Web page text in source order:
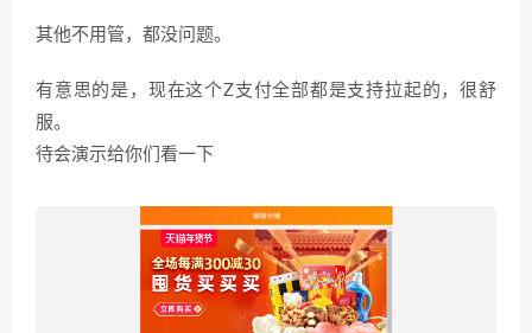
其他不用管，都没问题。
有意思的是，现在这个Z支付全部都是支持拉起的，很舒
服。
待会演示给你们看一下